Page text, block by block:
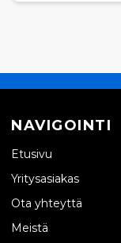
NAVIGOINTI
Etusivu
Yritysasiakas
Ota yhteyttä
Meistä